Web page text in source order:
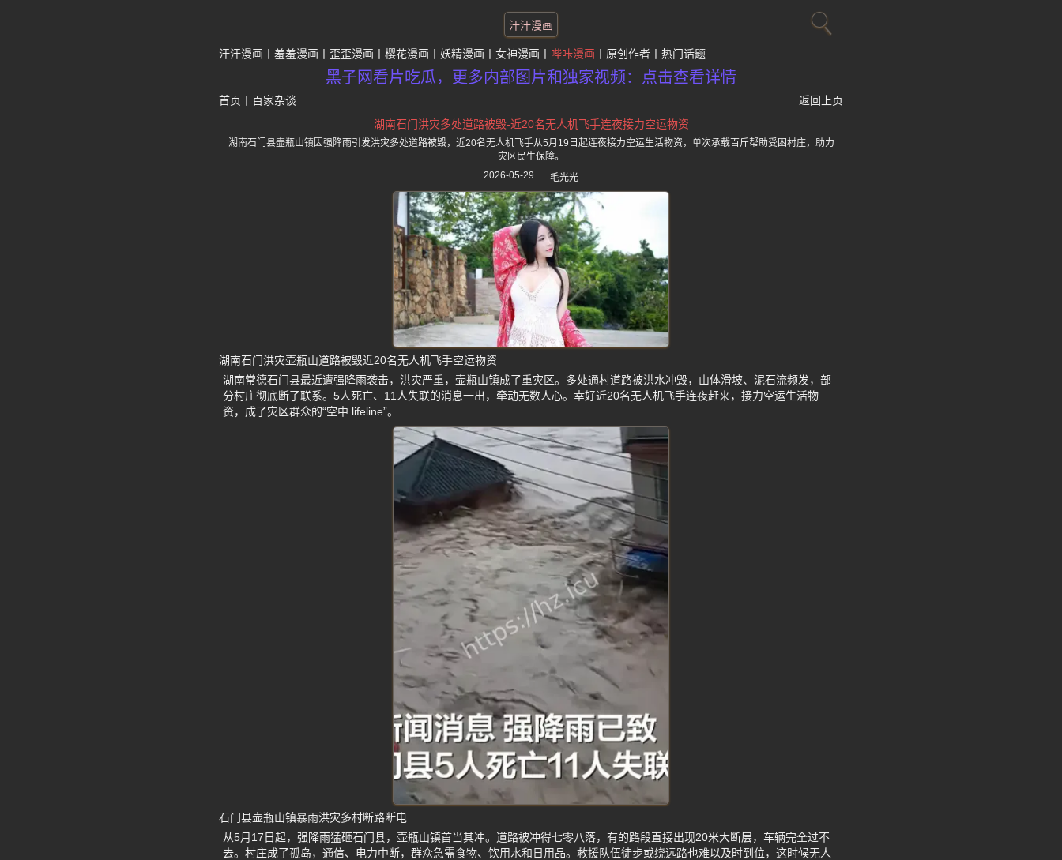
汗汗漫画
汗汗漫画 羞羞漫画 歪歪漫画 樱花漫画 妖精漫画 女神漫画 哔咔漫画 原创作者 热门话题
黑子网看片吃瓜，更多内部图片和独家视频：点击查看详情
首页 百家杂谈
返回上页
湖南石门洪灾多处道路被毁-近20名无人机飞手连夜接力空运物资
湖南石门县壶瓶山镇因强降雨引发洪灾多处道路被毁，近20名无人机飞手从5月19日起连夜接力空运生活物资，单次承载百斤帮助受困村庄，助力
灾区民生保障。
2026-05-29
毛光光
湖南石门洪灾壶瓶山道路被毁近20名无人机飞手空运物资
湖南常德石门县最近遭强降雨袭击，洪灾严重，壶瓶山镇成了重灾区。多处通村道路被洪水冲毁，山体滑坡、泥石流频发，部
分村庄彻底断了联系。5人死亡、11人失联的消息一出，牵动无数人心。幸好近20名无人机飞手连夜赶来，接力空运生活物
资，成了灾区群众的“空中 lifeline”。
石门县壶瓶山镇暴雨洪灾多村断路断电
从5月17日起，强降雨猛砸石门县，壶瓶山镇首当其冲。道路被冲得七零八落，有的路段直接出现20米大断层，车辆完全过不
去。村庄成了孤岛，通信、电力中断，群众急需食物、饮用水和日用品。救援队伍徒步或绕远路也难以及时到位，这时候无人